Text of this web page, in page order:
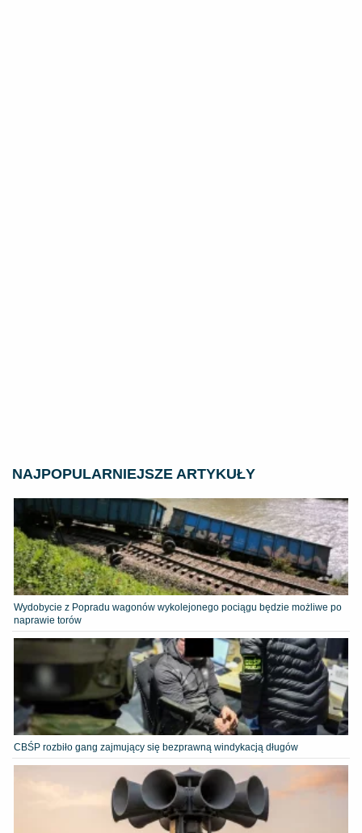
NAJPOPULARNIEJSZE ARTYKUŁY
Wydobycie z Popradu wagonów wykolejonego pociągu będzie możliwe po
naprawie torów
CBŚP rozbiło gang zajmujący się bezprawną windykacją długów